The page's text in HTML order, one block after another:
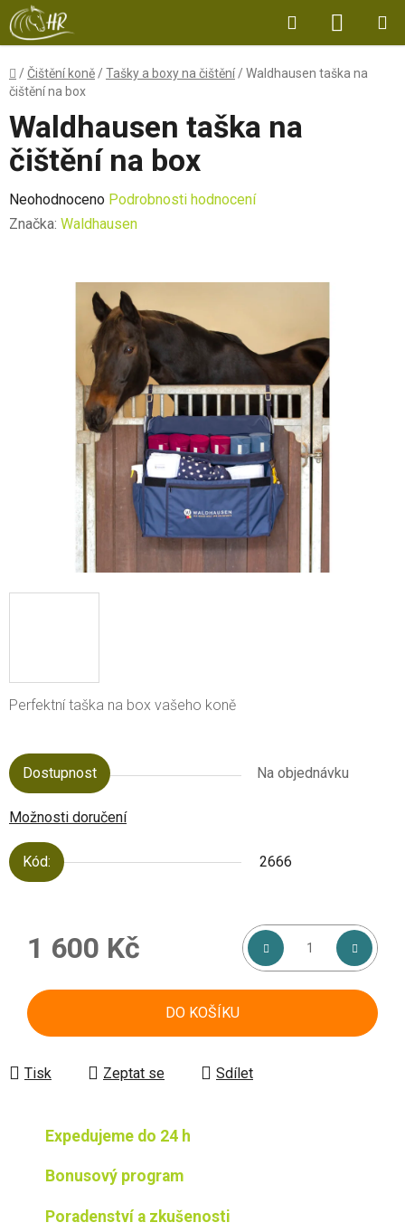
Přejít
na
obsah
Hledat
KOŠÍK
Domů
/ Čištění koně /Tašky a boxy na čištění /Waldhausen taška na
čištění na box
Perfektní taška na box vašeho koně
Dostupnost Na objednávku
Možnosti doručení
Kód: 2666
1 600 Kč
DO KOŠÍKU
Tisk Zeptat se Sdílet
Waldhausen taška na
čištění na box
Průměrné
hodnocení
Neohodnoceno Podrobnosti hodnocení
Značka: Waldhausen
Expedujeme do 24 h
Bonusový program
Poradenství a zkušenosti